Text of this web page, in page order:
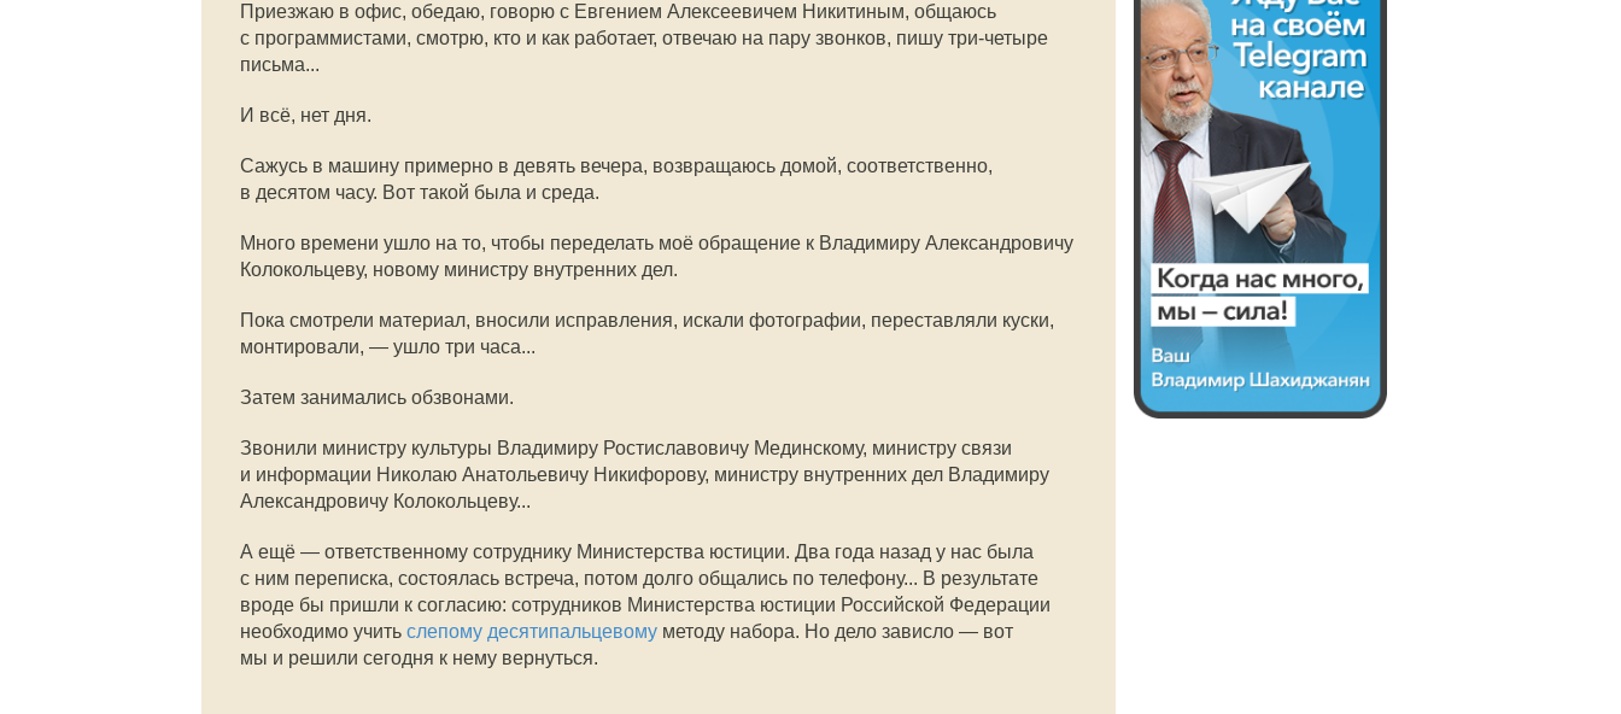
Приезжаю в офис, обедаю, говорю с Евгением Алексеевичем Никитиным, общаюсь
с программистами, смотрю, кто и как работает, отвечаю на пару звонков, пишу три-четыре
письма...
И всё, нет дня.
Сажусь в машину примерно в девять вечера, возвращаюсь домой, соответственно,
в десятом часу. Вот такой была и среда.
Много времени ушло на то, чтобы переделать моё обращение к Владимиру Александровичу
Колокольцеву, новому министру внутренних дел.
Пока смотрели материал, вносили исправления, искали фотографии, переставляли куски,
монтировали, — ушло три часа...
Затем занимались обзвонами.
Звонили министру культуры Владимиру Ростиславовичу Мединскому, министру связи
и информации Николаю Анатольевичу Никифорову, министру внутренних дел Владимиру
Александровичу Колокольцеву...
А ещё — ответственному сотруднику Министерства юстиции. Два года назад у нас была
с ним переписка, состоялась встреча, потом долго общались по телефону... В результате
вроде бы пришли к согласию: сотрудников Министерства юстиции Российской Федерации
необходимо учить слепому десятипальцевому методу набора. Но дело зависло — вот
мы и решили сегодня к нему вернуться.